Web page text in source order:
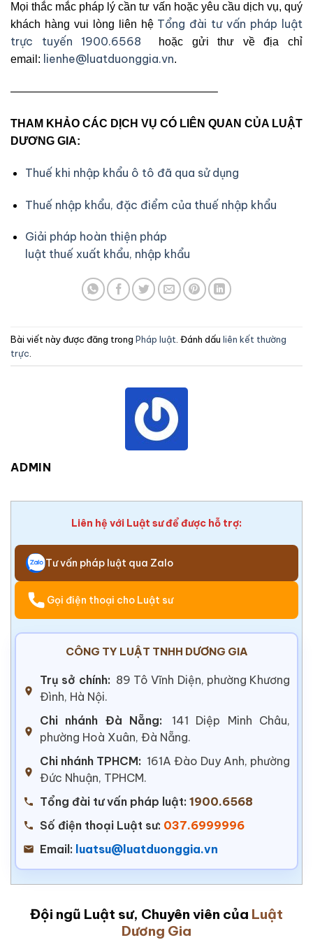
Mọi thắc mắc pháp lý cần tư vấn hoặc yêu cầu dịch vụ, quý
khách hàng vui lòng liên hệ Tổng đài tư vấn pháp luật
trực tuyến 1900.6568
hoặc gửi thư về địa chỉ
email: lienhe@luatduonggia.vn.
——————————————————–
THAM KHẢO CÁC DỊCH VỤ CÓ LIÊN QUAN CỦA LUẬT
DƯƠNG GIA:
Thuế khi nhập khẩu ô tô đã qua sử dụng
Thuế nhập khẩu, đặc điểm của thuế nhập khẩu
Giải pháp hoàn thiện pháp
luật thuế xuất khẩu, nhập khẩu
Bài viết này được đăng trong Pháp luật . Đánh dấu liên kết thường
trực
ADMIN
Liên hệ với Luật sư để được hỗ trợ:
Tư vấn pháp luật qua Zalo
Gọi điện thoại cho Luật sư
CÔNG TY LUẬT TNHH DƯƠNG GIA
Trụ sở chính: 89 Tô Vĩnh Diện, phường Khương
Đình, Hà Nội.
Chi nhánh Đà Nẵng:
141 Diệp Minh Châu,
phường Hoà Xuân, Đà Nẵng.
Chi nhánh TPHCM: 161A Đào Duy Anh, phường
Đức Nhuận, TPHCM.
Tổng đài tư vấn pháp luật: 1900.6568
Số điện thoại Luật sư: 037.6999996
Email: luatsu@luatduonggia.vn
Đội ngũ Luật sư, Chuyên viên của Luật
Dương Gia